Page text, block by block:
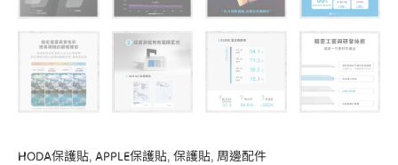
HODA保護貼, APPLE保護貼, 保護貼, 周邊配件
塵
膜